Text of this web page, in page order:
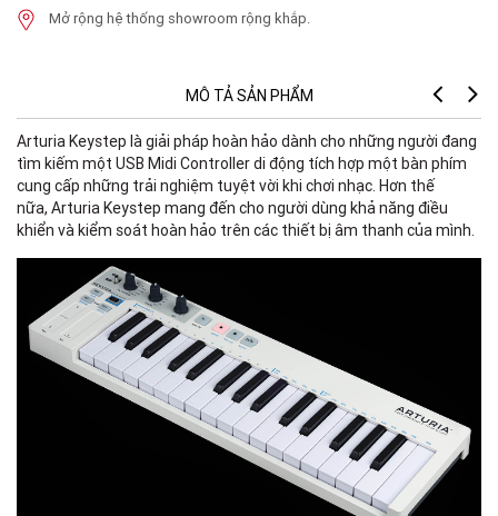
Mở rộng hệ thống showroom rộng khắp.
MÔ TẢ SẢN PHẨM
Arturia Keystep là giải pháp hoàn hảo dành cho những người đang
tìm kiếm một USB Midi Controller di động tích hợp một bàn phím
cung cấp những trải nghiệm tuyệt vời khi chơi nhạc. Hơn thế
nữa, Arturia Keystep mang đến cho người dùng khả năng điều
khiển và kiểm soát hoàn hảo trên các thiết bị âm thanh của mình.